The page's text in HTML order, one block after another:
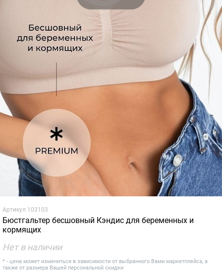
Артикул 103103
Бюстгальтер бесшовный Кэндис для беременных и
кормящих
Нет в наличии
* - цена может измениться в зависимости от выбранного Вами маркетплейса, а
также от размера Вашей персональной скидки